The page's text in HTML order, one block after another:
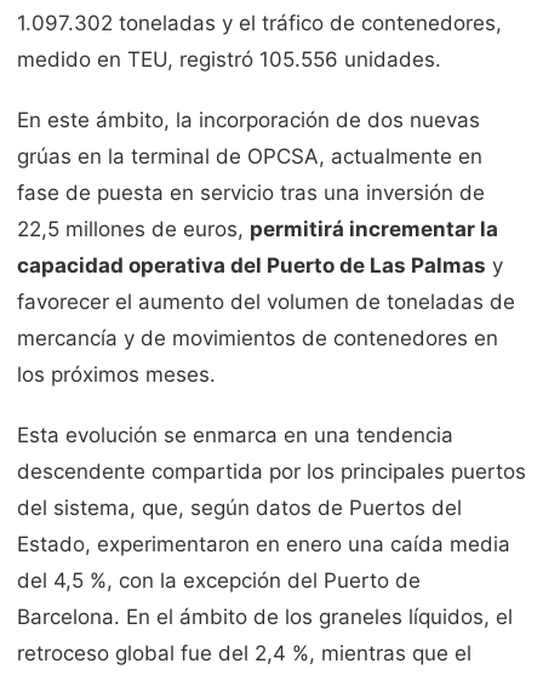
1.097.302 toneladas y el tráfico de contenedores,
medido en TEU, registró 105.556 unidades.
En este ámbito, la incorporación de dos nuevas
grúas en la terminal de OPCSA, actualmente en
fase de puesta en servicio tras una inversión de
22,5 millones de euros, permitirá incrementar la
capacidad operativa del Puerto de Las Palmas y
favorecer el aumento del volumen de toneladas de
mercancía y de movimientos de contenedores en
los próximos meses.
Esta evolución se enmarca en una tendencia
descendente compartida por los principales puertos
del sistema, que, según datos de Puertos del
Estado, experimentaron en enero una caída media
del 4,5 %, con la excepción del Puerto de
Barcelona. En el ámbito de los graneles líquidos, el
retroceso global fue del 2,4 %, mientras que el